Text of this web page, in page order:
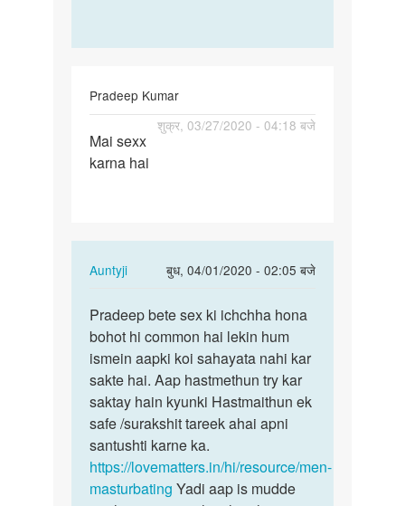
Pradeep Kumar
शुक्र, 03/27/2020 - 04:18 बजे
Mai
sexx
Mai sexx
karna hai
Auntyji
बुध, 04/01/2020 - 02:05 बजे
In
to
Mai
sexx
karna
hai
by
Pradeep
Kumar
Pradeep
bete
sex
ki
ichchha…
Pradeep bete sex ki ichchha hona
bohot hi common hai lekin hum
ismein aapki koi sahayata nahi kar
sakte hai. Aap hastmethun try kar
saktay hain kyunki Hastmaithun ek
safe /surakshit tareek ahai apni
santushti karne ka.
https://lovematters.in/hi/resource/men-
masturbating Yadi aap is mudde